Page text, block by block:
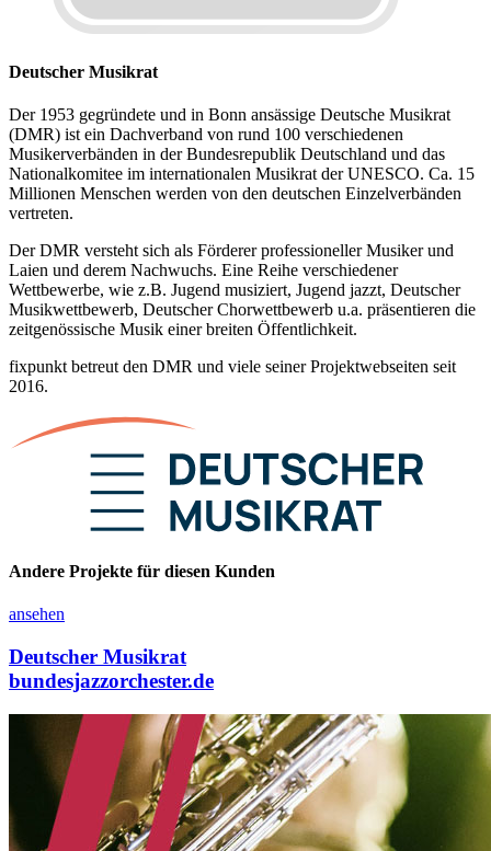
Deutscher Musikrat
Der 1953 gegründete und in Bonn ansässige Deutsche Musikrat
(DMR) ist ein Dachverband von rund 100 verschiedenen
Musikerverbänden in der Bundesrepublik Deutschland und das
Nationalkomitee im internationalen Musikrat der UNESCO. Ca. 15
Millionen Menschen werden von den deutschen Einzelverbänden
vertreten.
Der DMR versteht sich als Förderer professioneller Musiker und
Laien und derem Nachwuchs. Eine Reihe verschiedener
Wettbewerbe, wie z.B. Jugend musiziert, Jugend jazzt, Deutscher
Musikwettbewerb, Deutscher Chorwettbewerb u.a. präsentieren die
zeitgenössische Musik einer breiten Öffentlichkeit.
fixpunkt betreut den DMR und viele seiner Projektwebseiten seit
2016.
Andere Projekte für diesen Kunden
ansehen
Deutscher Musikrat
bundesjazzorchester.de